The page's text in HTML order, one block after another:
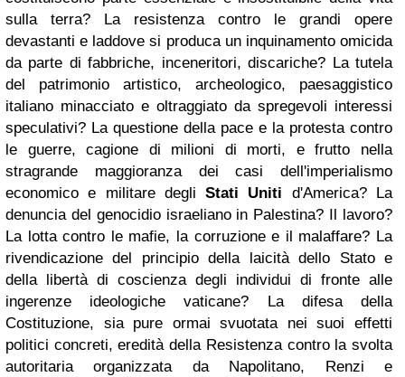
sulla terra? La resistenza contro le grandi opere
devastanti e laddove si produca un inquinamento omicida
da parte di fabbriche, inceneritori, discariche? La tutela
del patrimonio artistico, archeologico, paesaggistico
italiano minacciato e oltraggiato da spregevoli interessi
speculativi? La questione della pace e la protesta contro
le guerre, cagione di milioni di morti, e frutto nella
stragrande maggioranza dei casi dell'imperialismo
economico e militare degliStati Uniti d'America? La
denuncia del genocidio israeliano in Palestina? Il lavoro?
La lotta contro le mafie, la corruzione e il malaffare? La
rivendicazione del principio della laicità dello Stato e
della libertà di coscienza degli individui di fronte alle
ingerenze ideologiche vaticane? La difesa della
Costituzione, sia pure ormai svuotata nei suoi effetti
politici concreti, eredità della Resistenza contro la svolta
autoritaria organizzata da Napolitano, Renzi e